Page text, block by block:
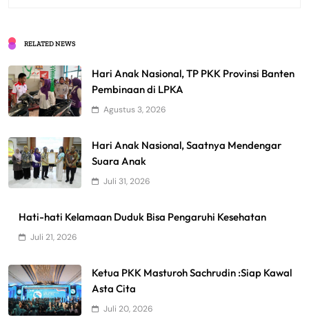
RELATED NEWS
Hari Anak Nasional, TP PKK Provinsi Banten
Pembinaan di LPKA
Agustus 3, 2026
Hari Anak Nasional, Saatnya Mendengar
Suara Anak
Juli 31, 2026
Hati-hati Kelamaan Duduk Bisa Pengaruhi Kesehatan
Juli 21, 2026
Ketua PKK Masturoh Sachrudin :Siap Kawal
Asta Cita
Juli 20, 2026